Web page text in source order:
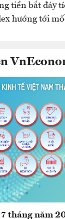
tiền bắt đáy
hướng tới
tháng năm